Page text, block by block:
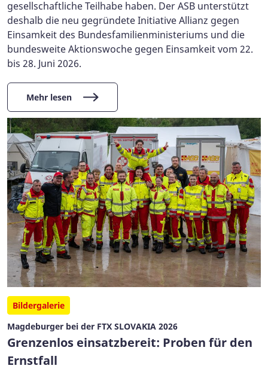
gesellschaftliche Teilhabe haben. Der ASB unterstützt
deshalb die neu gegründete Initiative Allianz gegen
Einsamkeit des Bundesfamilienministeriums und die
bundesweite Aktionswoche gegen Einsamkeit vom 22.
bis 28. Juni 2026.
Mehr lesen
Bildergalerie
Magdeburger bei der FTX SLOVAKIA 2026
Grenzenlos einsatzbereit: Proben für den
Ernstfall